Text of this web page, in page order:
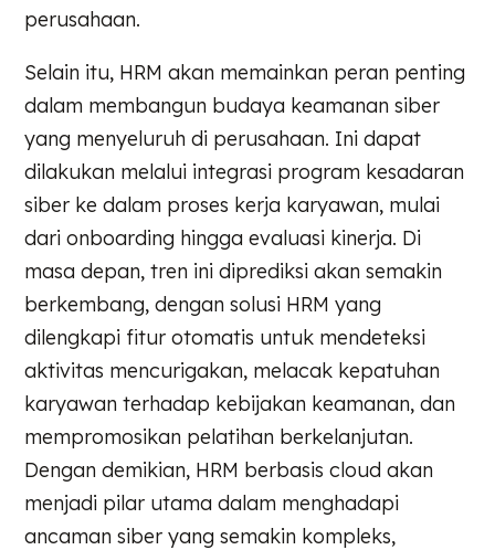
perusahaan.
Selain itu, HRM akan memainkan peran penting
dalam membangun budaya keamanan siber
yang menyeluruh di perusahaan. Ini dapat
dilakukan melalui integrasi program kesadaran
siber ke dalam proses kerja karyawan, mulai
dari onboarding hingga evaluasi kinerja. Di
masa depan, tren ini diprediksi akan semakin
berkembang, dengan solusi HRM yang
dilengkapi fitur otomatis untuk mendeteksi
aktivitas mencurigakan, melacak kepatuhan
karyawan terhadap kebijakan keamanan, dan
mempromosikan pelatihan berkelanjutan.
Dengan demikian, HRM berbasis cloud akan
menjadi pilar utama dalam menghadapi
ancaman siber yang semakin kompleks,